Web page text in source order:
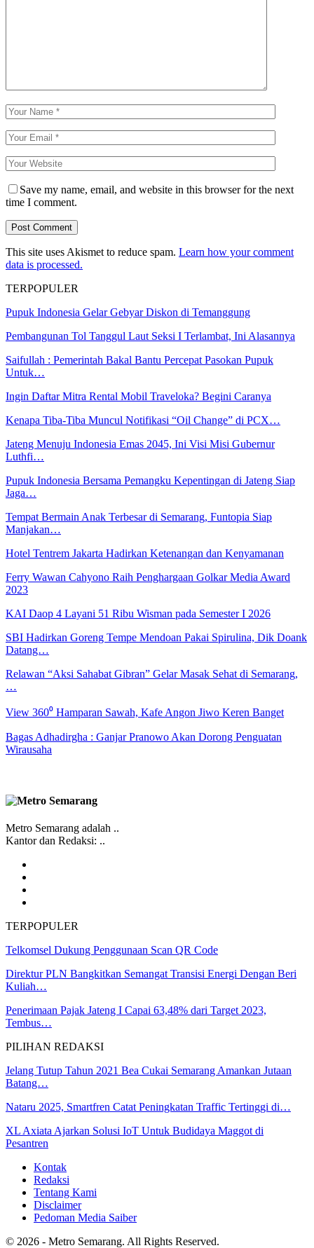
Save my name, email, and website in this browser for the next
time I comment.
This site uses Akismet to reduce spam. Learn how your comment
data is processed.
TERPOPULER
Pupuk Indonesia Gelar Gebyar Diskon di Temanggung
Pembangunan Tol Tanggul Laut Seksi I Terlambat, Ini Alasannya
Saifullah : Pemerintah Bakal Bantu Percepat Pasokan Pupuk
Untuk…
Ingin Daftar Mitra Rental Mobil Traveloka? Begini Caranya
Kenapa Tiba-Tiba Muncul Notifikasi “Oil Change” di PCX…
Jateng Menuju Indonesia Emas 2045, Ini Visi Misi Gubernur
Luthfi…
Pupuk Indonesia Bersama Pemangku Kepentingan di Jateng Siap
Jaga…
Tempat Bermain Anak Terbesar di Semarang, Funtopia Siap
Manjakan…
Hotel Tentrem Jakarta Hadirkan Ketenangan dan Kenyamanan
Ferry Wawan Cahyono Raih Penghargaan Golkar Media Award
2023
KAI Daop 4 Layani 51 Ribu Wisman pada Semester I 2026
SBI Hadirkan Goreng Tempe Mendoan Pakai Spirulina, Dik Doank
Datang…
Relawan “Aksi Sahabat Gibran” Gelar Masak Sehat di Semarang,
…
View 360⁰ Hamparan Sawah, Kafe Angon Jiwo Keren Banget
Bagas Adhadirgha : Ganjar Pranowo Akan Dorong Penguatan
Wirausaha
Metro Semarang adalah ..
Kantor dan Redaksi: ..
TERPOPULER
Telkomsel Dukung Penggunaan Scan QR Code
Direktur PLN Bangkitkan Semangat Transisi Energi Dengan Beri
Kuliah…
Penerimaan Pajak Jateng I Capai 63,48% dari Target 2023,
Tembus…
PILIHAN REDAKSI
Jelang Tutup Tahun 2021 Bea Cukai Semarang Amankan Jutaan
Batang…
Nataru 2025, Smartfren Catat Peningkatan Traffic Tertinggi di…
XL Axiata Ajarkan Solusi IoT Untuk Budidaya Maggot di
Pesantren
Kontak
Redaksi
Tentang Kami
Disclaimer
Pedoman Media Saiber
© 2026 - Metro Semarang. All Rights Reserved.